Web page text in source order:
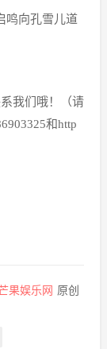
向孔雪儿道
我们哦！（请
和http
果娱乐网 原创